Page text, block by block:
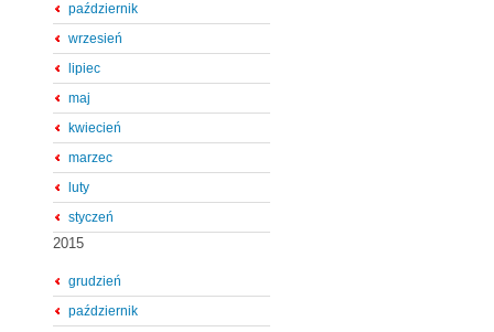
październik
wrzesień
lipiec
maj
kwiecień
marzec
luty
styczeń
2015
grudzień
październik